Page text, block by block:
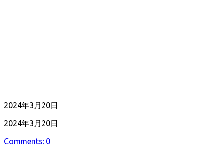
公
日
2024年3月20日
最
更
2024年3月20日
Comments: 0